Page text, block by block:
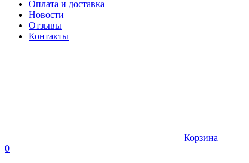
Оплата и доставка
Новости
Отзывы
Контакты
Корзина
0